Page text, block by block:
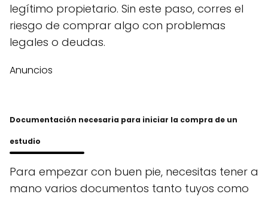
legítimo propietario. Sin este paso, corres el
riesgo de comprar algo con problemas
legales o deudas.
Anuncios
Documentación necesaria para iniciar la compra de un
estudio
Para empezar con buen pie, necesitas tener a
mano varios documentos tanto tuyos como